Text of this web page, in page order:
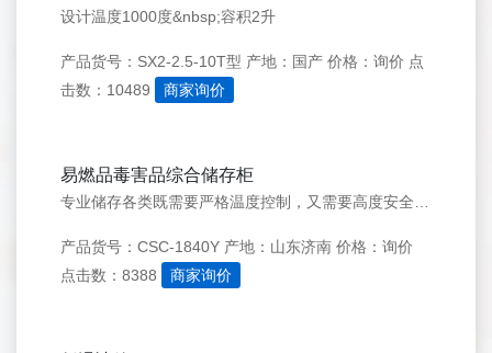
设计温度1000度&nbsp;容积2升
产品货号：SX2-2.5-10T型 产地：国产 价格：询价 点
击数：10489
商家询价
易燃品毒害品综合储存柜
产品货号：CSC-1840Y 产地：山东济南 价格：询价
点击数：8388
商家询价